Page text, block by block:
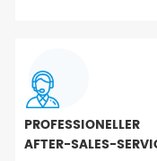
PROFESSIONELLER
AFTER-SALES-